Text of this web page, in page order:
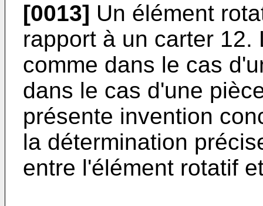
[0013] Un élément
rapport à un carter
comme dans le cas
dans le cas d'une
présente invention
la détermination
entre l'élément rotatif